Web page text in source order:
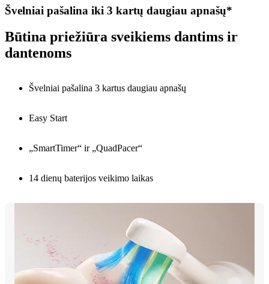
Švelniai pašalina iki 3 kartų daugiau apnašų*
Būtina priežiūra sveikiems dantims ir
dantenoms
Švelniai pašalina 3 kartus daugiau apnašų
Easy Start
„SmartTimer“ ir „QuadPacer“
14 dienų baterijos veikimo laikas